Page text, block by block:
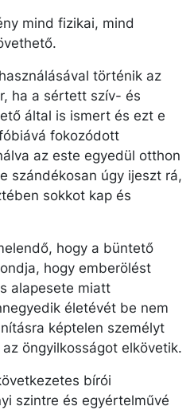
mind fizikai, mind
történik az
ha a sértett szív- és
által is ismert és ezt e
fokozódott
az este egyedül otthon
szándékosan úgy ijeszt rá,
sokkot kap és
hogy a büntető
hogy emberölést
alapesete miatt
életévét be nem
képtelen személyt
öngyilkosságot elkövetik.
bírói
szintre és egyértelművé